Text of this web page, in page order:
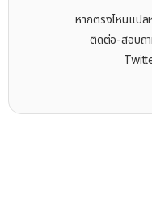
หากตรงไหนแปล
ติดต่อ-สอบถ